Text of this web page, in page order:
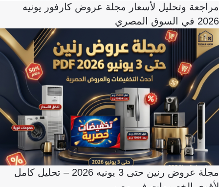
مراجعة وتحليل لأسعار مجلة عروض كارفور يونيه
2026 في السوق المصري
مجلة عروض رنين حتى 3 يونيه 2026 – تحليل كامل